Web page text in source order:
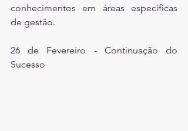
conhecimentos em áreas específicas
de gestão.
26 de Fevereiro - Continuação do
Sucesso